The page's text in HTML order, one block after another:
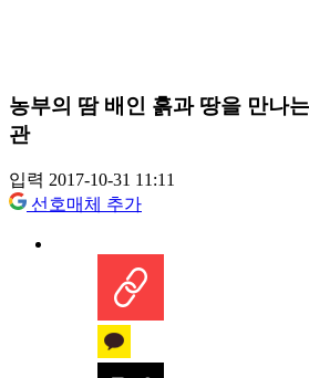
농부의 땀 배인 흙과 땅을 만나
관
입력 2017-10-31 11:11
선호매체 추가